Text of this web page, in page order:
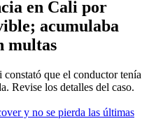
en Cali por
acumulaba
multas
que el conductor tenía
Revise los detalles del caso.
y no se pierda las últimas